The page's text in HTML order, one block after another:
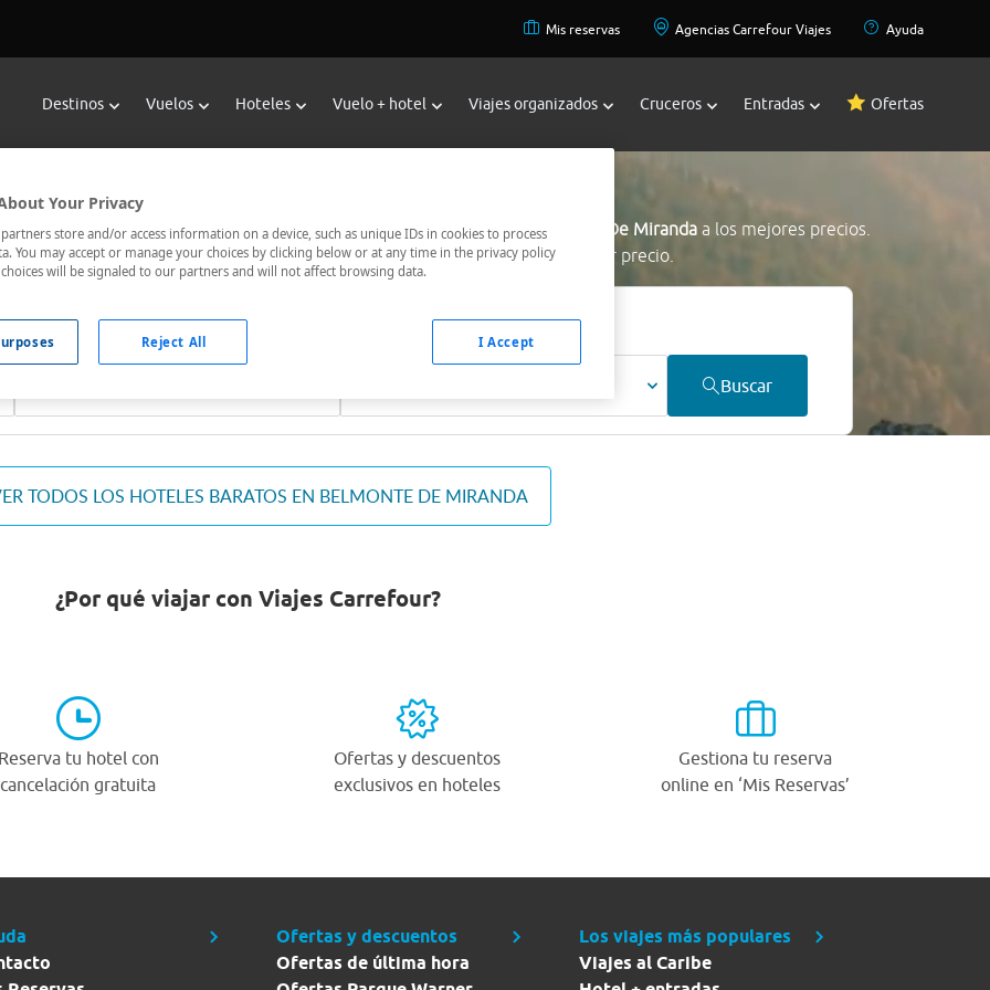
Mis reservas Agencias Carrefour Viajes Ayuda
Destinos Vuelos Hoteles Vuelo + hotel Viajes organizados Cruceros Entradas Ofertas
Hoteles en Belmonte De Miranda
de hoteles de Viajes Carrefour te ofrecehoteles baratos en Belmonte De Miranda a los mejores precios.
comunicados, el hotel que busques nosotros te lo encontramos al mejor precio.
Fechas *
Buscar
TODOS LOS HOTELES BARATOS EN BELMONTE DE MIRANDA
¿Por qué viajar con Viajes Carrefour?
Reserva tu hotel con
cancelación gratuita
Ofertas y descuentos
exclusivos en hoteles
Gestiona tu reserva
online en ‘Mis Reservas’
Ofertas y descuentos
Ofertas de última hora
Los viajes más populares
Viajes al Caribe
Your Privacy
store and/or access information on a device, such as unique IDs in cookies to process
You may accept or manage your choices by clicking below or at any time in the privacy policy
choices will be signaled to our partners and will not affect browsing data.
Reject All I Accept